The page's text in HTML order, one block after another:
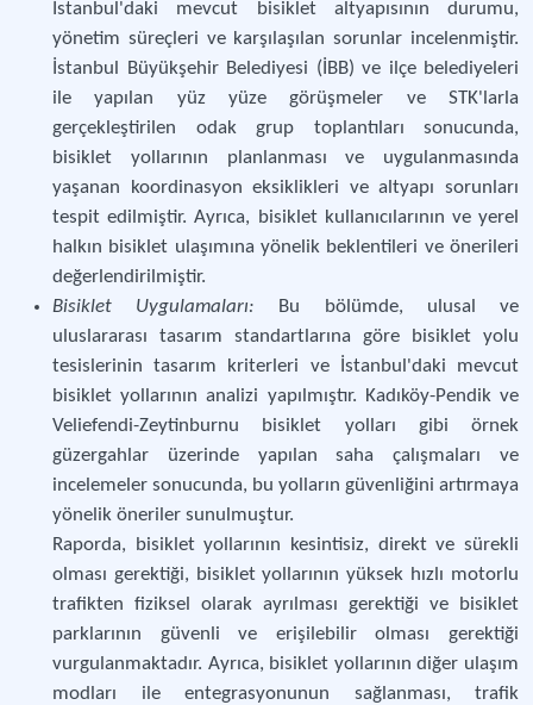
İstanbul'daki mevcut bisiklet altyapısının durumu,
yönetim süreçleri ve karşılaşılan sorunlar incelenmiştir.
İstanbul Büyükşehir Belediyesi (İBB) ve ilçe belediyeleri
ile yapılan yüz yüze görüşmeler ve STK'larla
gerçekleştirilen odak grup toplantıları sonucunda,
bisiklet yollarının planlanması ve uygulanmasında
yaşanan koordinasyon eksiklikleri ve altyapı sorunları
tespit edilmiştir. Ayrıca, bisiklet kullanıcılarının ve yerel
halkın bisiklet ulaşımına yönelik beklentileri ve önerileri
değerlendirilmiştir.
Bisiklet Uygulamaları:
Bu bölümde, ulusal ve
uluslararası tasarım standartlarına göre bisiklet yolu
tesislerinin tasarım kriterleri ve İstanbul'daki mevcut
bisiklet yollarının analizi yapılmıştır. Kadıköy-Pendik ve
Veliefendi-Zeytinburnu bisiklet yolları gibi örnek
güzergahlar üzerinde yapılan saha çalışmaları ve
incelemeler sonucunda, bu yolların güvenliğini artırmaya
yönelik öneriler sunulmuştur.
Raporda, bisiklet yollarının kesintisiz, direkt ve sürekli
olması gerektiği, bisiklet yollarının yüksek hızlı motorlu
trafikten fiziksel olarak ayrılması gerektiği ve bisiklet
parklarının güvenli ve erişilebilir olması gerektiği
vurgulanmaktadır. Ayrıca, bisiklet yollarının diğer ulaşım
modları ile entegrasyonunun sağlanması, trafik